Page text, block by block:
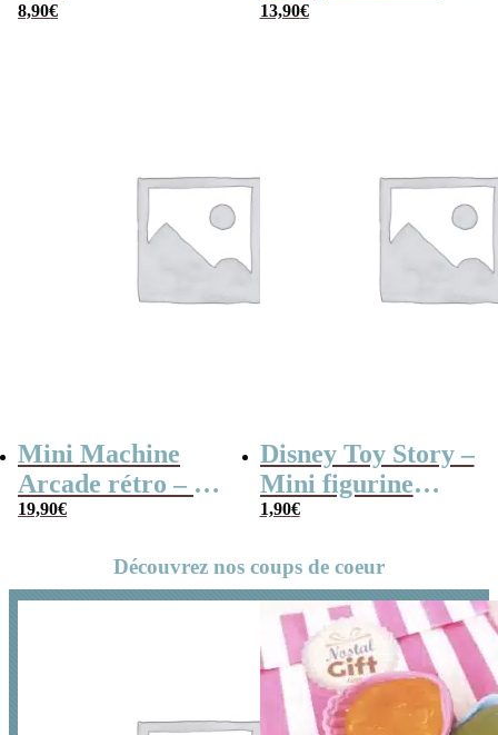
8,90€
billes – billes et
13,90€
Mini Machine
Arcade rétro – 26
jeux et 99 niveaux
19,90€
Disney Toy Story –
Mini figurine
mystère série B
1,90€
Découvrez nos coups de coeur